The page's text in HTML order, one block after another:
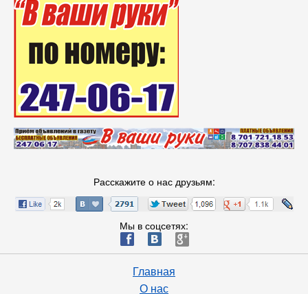
Расскажите о нас друзьям:
Мы в соцсетях:
ä æ è
Главная
О нас